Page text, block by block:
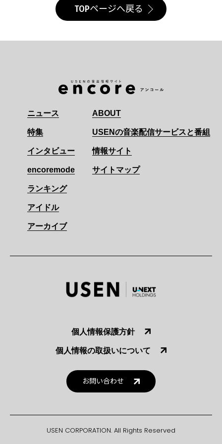
TOPページへ戻る
ニュース
特集
インタビュー
encoremode
ランキング
アイドル
アーカイブ
ABOUT
USENの音楽配信サービスと番組
情報サイト
サイトマップ
個人情報保護方針
個人情報の取扱いについて
お問い合わせ
USEN CORPORATION. All Rights Reserved